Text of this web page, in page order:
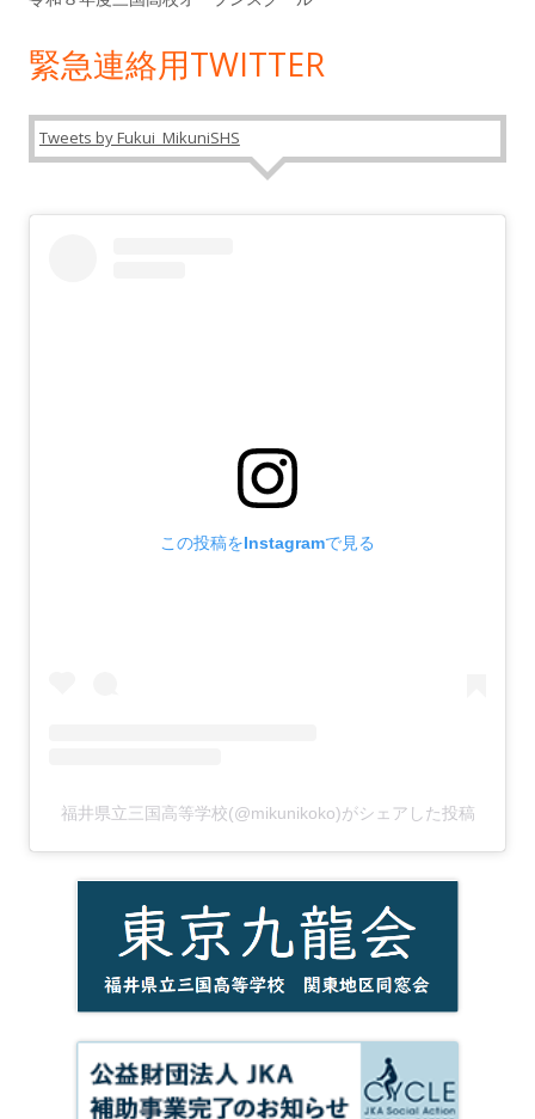
緊急連絡用TWITTER
Tweets by Fukui_MikuniSHS
この投稿をInstagramで見る
福井県立三国高等学校(@mikunikoko)がシェアした投稿